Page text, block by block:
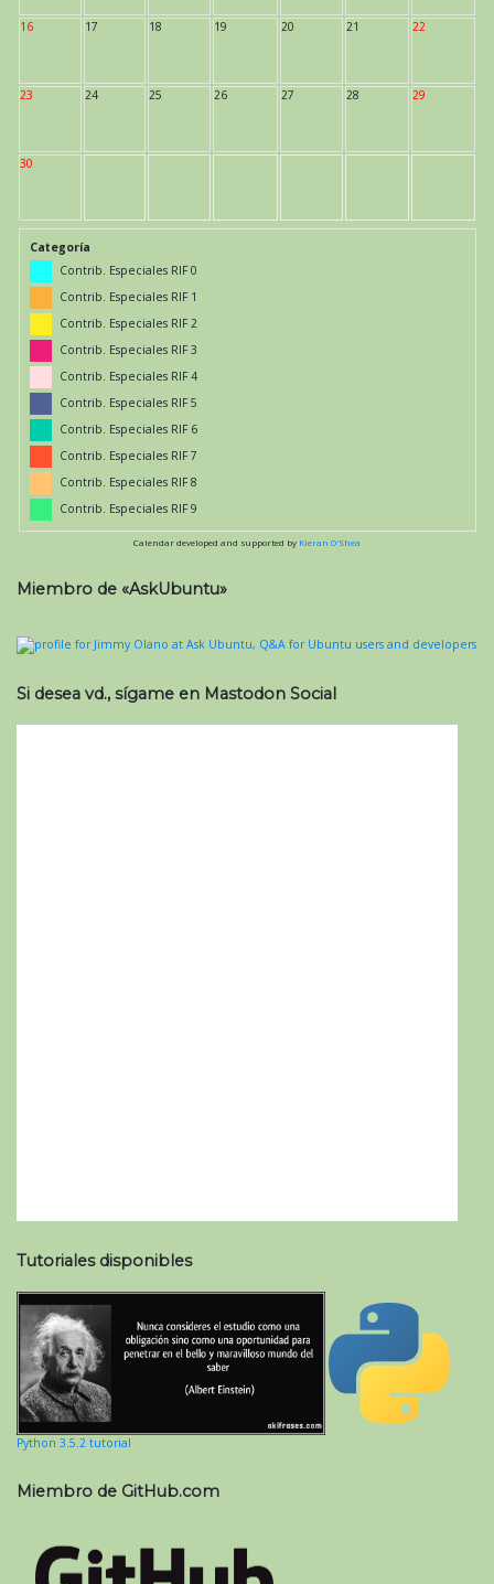
16 17 18 19 20 21 22
23 24 25 26 27 28 29
30
Categoría
Contrib. Especiales RIF 0
Contrib. Especiales RIF 1
Contrib. Especiales RIF 2
Contrib. Especiales RIF 3
Contrib. Especiales RIF 4
Contrib. Especiales RIF 5
Contrib. Especiales RIF 6
Contrib. Especiales RIF 7
Contrib. Especiales RIF 8
Contrib. Especiales RIF 9
Calendar developed and supported by Kieran O'Shea
Miembro de «AskUbuntu»
Si desea vd., sígame en Mastodon Social
Tutoriales disponibles
Python 3.5.2 tutorial
Miembro de GitHub.com